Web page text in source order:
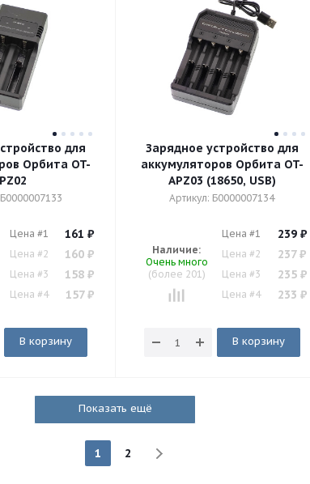
для
Орбита OT-
Цена #1 161 ₽
Цена #2 160 ₽
Цена #3 158 ₽
Цена #4 157₽
В корзину
Зарядное устройство для
аккумуляторов Орбита OT-
APZ03 (18650, USB)
Артикул: Б0000007134
Наличие:
Очень много
(более 201)
Цена #1 239₽
Цена #2 237₽
Цена #3 235₽
Цена #4 233 ₽
В корзину
Показать ещё
1 2